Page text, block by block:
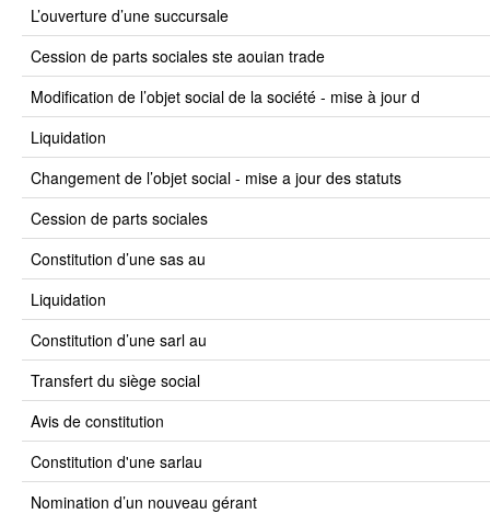
l’ouverture d’une succursale
cession de parts sociales ste aouian trade
modification de l’objet social de la société - mise à jour d
liquidation
changement de l’objet social - mise a jour des statuts
cession de parts sociales
constitution d’une sas au
liquidation
constitution d’une sarl au
transfert du siège social
avis de constitution
constitution d'une sarlau
nomination d’un nouveau gérant